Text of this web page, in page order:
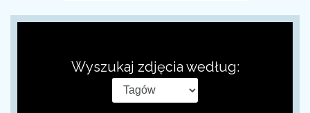
Wyszukaj zdjęcia według: